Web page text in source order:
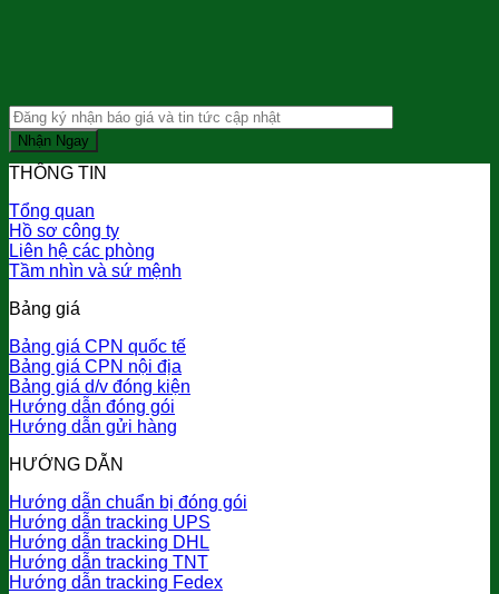
THÔNG TIN
Tổng quan
Hồ sơ công ty
Liên hệ các phòng
Tầm nhìn và sứ mệnh
Bảng giá
Bảng giá CPN quốc tế
Bảng giá CPN nội địa
Bảng giá d/v đóng kiện
Hướng dẫn đóng gói
Hướng dẫn gửi hàng
HƯỚNG DẪN
Hướng dẫn chuẩn bị đóng gói
Hướng dẫn tracking UPS
Hướng dẫn tracking DHL
Hướng dẫn tracking TNT
Hướng dẫn tracking Fedex